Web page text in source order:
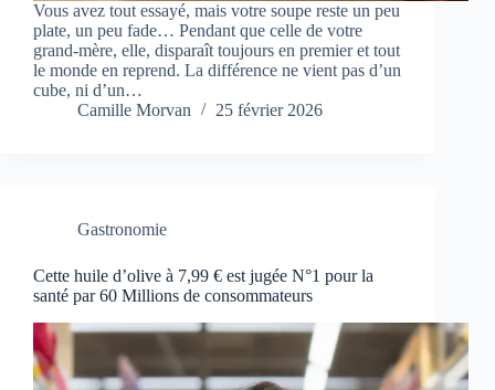
Vous avez tout essayé, mais votre soupe reste un peu
plate, un peu fade… Pendant que celle de votre
grand-mère, elle, disparaît toujours en premier et tout
le monde en reprend. La différence ne vient pas d’un
cube, ni d’un…
Camille Morvan
25 février 2026
Gastronomie
Cette huile d’olive à 7,99 € est jugée N°1 pour la
santé par 60 Millions de consommateurs